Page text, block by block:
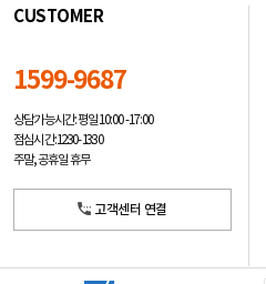
CUSTOMER
1599-9687
상담가능시간: 평일10:00 -17:00
점심시간: 12:30 - 13:30
주말, 공휴일 휴무
고객센터 연결